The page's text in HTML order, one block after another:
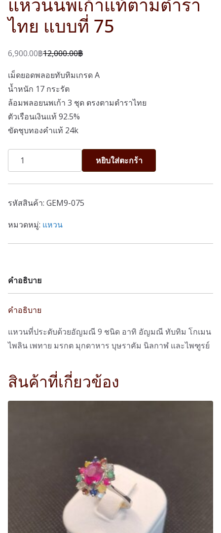
ไทย แบบที่ 75
12,000.00฿
O
r
i
g
i
n
p
r
e
:
1
2
0
0
0
0
6,900.00฿
C
u
r
r
e
n
r
i
i
,
9
0
.
0
฿
เม็ดยอดพลอยทับทิมเกรด A
น้ำหนัก 17 กระรัต
ล้อมพลอยนพเก้า 3 ชุด ตรงตามตำราไทย
ตัวเรือนเงินแท้ 92.5%
ขัดชุบทองคำแท้ 24k
จำนวน
แหวน
นพเก้า
แท้
ตำรา
75
ชิ้น
หยิบใส่ตะกร้า
รหัสสินค้า: GEM9-075
หมวดหมู่: แหวน
คำอธิบาย
คำอธิบาย
แหวนที่ประดับด้วยอัญมณี 9 ชนิด อาทิ อัญมณี ทับทิม โกเมน
ไพลิน เพทาย มรกต มุกดาหาร บุษราคัม นิลกาฬ และไพฑูรย์
สินค้าที่เกี่ยวข้อง